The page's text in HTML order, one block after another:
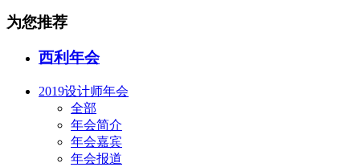
为您推荐
西利年会
2019设计师年会
全部
年会简介
年会嘉宾
年会报道